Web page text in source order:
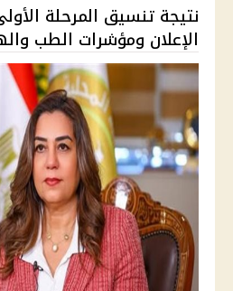
الإعلان ومؤشرات الطب